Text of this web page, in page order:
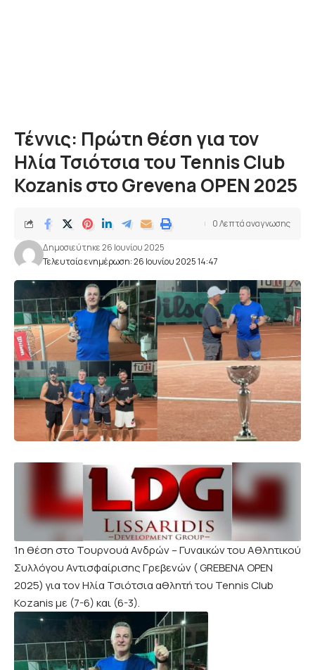
Τέννις: Πρώτη θέση για τον
Ηλία Τσιότσια του Tennis Club
Kozanis στο Grevena OPEN 2025
Τελευταία ενημέρωση: 26 Ιουνίου 2025 14:47
Δημοσιεύτηκε 26 Ιουνίου 2025
0 Λεπτά αναγνωσης
1η θέση στο Τουρνουά Ανδρών – Γυναικών του Αθλητικού
Συλλόγου Αντισφαίρισης Γρεβενών ( GREBENA OPEN
2025) για τον Ηλία Τσιότσια αθλητή του Tennis Club
Kozanis με (7-6) και (6-3).